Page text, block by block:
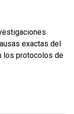
exactas del
los protocolos de